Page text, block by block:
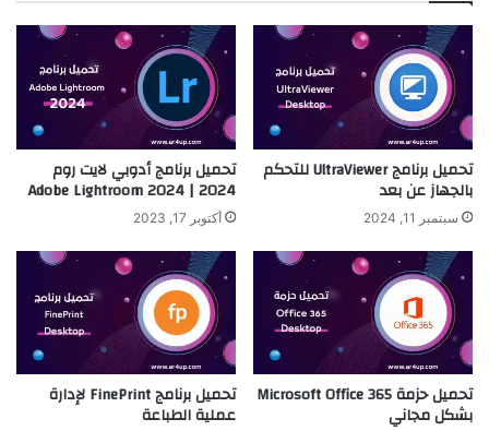
تحميل برنامج UltraViewer للتحكم
بالجهاز عن بعد
سبتمبر 11, 2024
تحميل برنامج أدوبي لايت روم
2024 | Adobe Lightroom 2024
أكتوبر 17, 2023
تحميل حزمة Microsoft Office 365
بشكل مجاني
تحميل برنامج FinePrint لإدارة
عملية الطباعة